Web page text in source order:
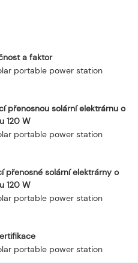
a faktor
přenosnou solární elektrárnu o
120 W
přenosné solární elektrárny o
120 W